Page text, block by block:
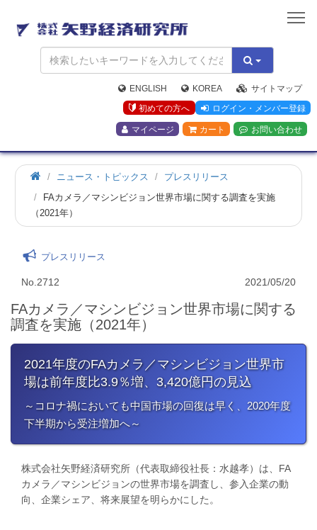
矢
野
経
済
研
究
所
ENGLISH KOREA
サイトマップ
初めての方へ
ログイン・メンバー登録
マイページ カート お問い合わせ
ニュース・トピックス
プレスリリース
FAカメラ／マシンビジョン世界市場に関する調査を実施
（2021年）
プレスリリース
No.2712 2021/05/20
FAカメラ／マシンビジョン世界市場に関する
調査を実施（2021年）
2021年度のFAカメラ／マシンビジョン世界市
場は前年度比3.9％増、3,420億円の見込
～コロナ禍においても中国市場の回復は早く、2020年度
下半期から受注増加へ～
株式会社矢野経済研究所（代表取締役社長：水越孝）は、FA
カメラ／マシンビジョンの世界市場を調査し、参入企業の動
向、企業シェア、将来展望を明らかにした。